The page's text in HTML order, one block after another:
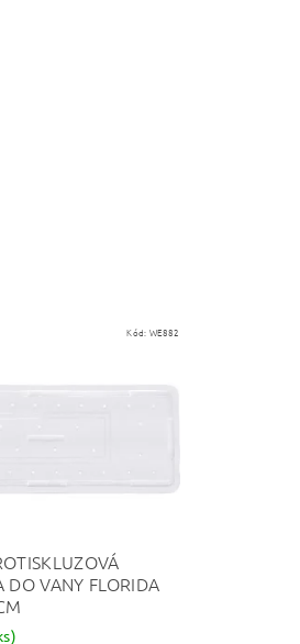
Kód:WE882
DO VANY FLORIDA